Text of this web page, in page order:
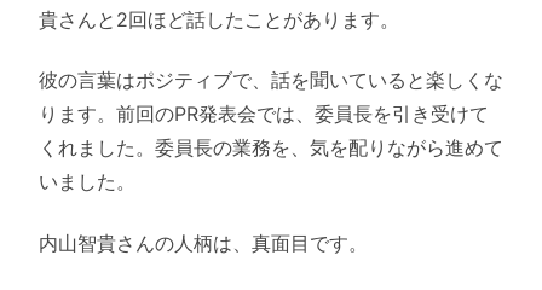
貴さんと2回ほど話したことがあります。
彼の言葉はポジティブで、話を聞いていると楽しくな
ります。前回のPR発表会では、委員長を引き受けて
くれました。委員長の業務を、気を配りながら進めて
いました。
内山智貴さんの人柄は、真面目です。